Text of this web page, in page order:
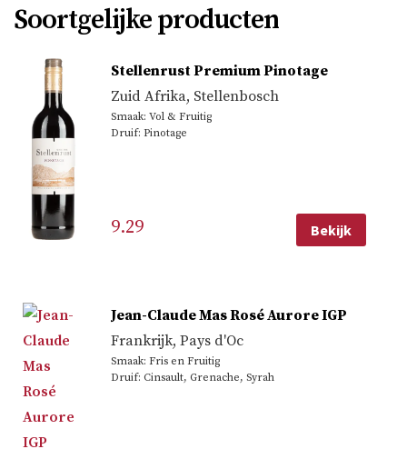
Soortgelijke producten
Stellenrust Premium Pinotage
Zuid Afrika, Stellenbosch
Smaak: Vol & Fruitig
Druif: Pinotage
9.29 Bekijk
Jean-Claude Mas Rosé Aurore IGP
Frankrijk, Pays d'Oc
Smaak: Fris en Fruitig
Druif: Cinsault, Grenache, Syrah